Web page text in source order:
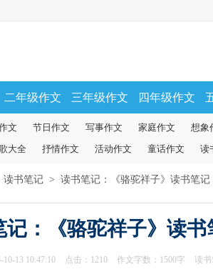
二年级作文 三年级作文 四年级作文
文 节日作文 写事作文 家庭作文 想象
大全 抒情作文 活动作文 童话作文 读
读书笔记 > 读书笔记：《骆驼祥子》读书笔记
记：《骆驼祥子》读书
10-13 10:47:10 点击： 1210 作文字数：1500字 读书